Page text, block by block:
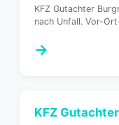
KFZ Gutachter
nach Unfall. Vor-
→
KFZ Gutachter